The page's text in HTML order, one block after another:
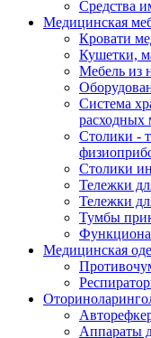
Средства
Медицинская
Кровати
Кушетки,
Мебель из
Система
расходных
Столики -
Столики
Тележки
Тележки
Тумбы
Медицинская
Аппараты